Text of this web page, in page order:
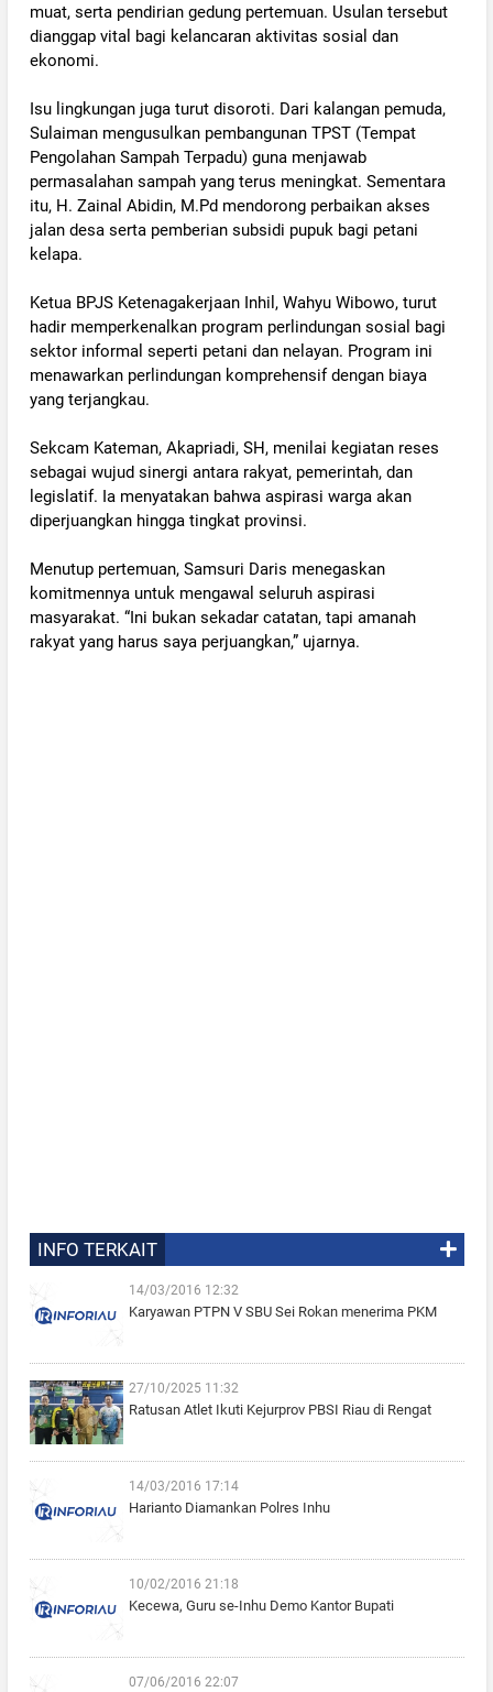
muat, serta pendirian gedung pertemuan. Usulan tersebut
dianggap vital bagi kelancaran aktivitas sosial dan
ekonomi.
‎Isu lingkungan juga turut disoroti. Dari kalangan pemuda,
Sulaiman mengusulkan pembangunan TPST (Tempat
Pengolahan Sampah Terpadu) guna menjawab
permasalahan sampah yang terus meningkat. Sementara
itu, H. Zainal Abidin, M.Pd mendorong perbaikan akses
jalan desa serta pemberian subsidi pupuk bagi petani
kelapa.
‎Ketua BPJS Ketenagakerjaan Inhil, Wahyu Wibowo, turut
hadir memperkenalkan program perlindungan sosial bagi
sektor informal seperti petani dan nelayan. Program ini
menawarkan perlindungan komprehensif dengan biaya
yang terjangkau.
‎Sekcam Kateman, Akapriadi, SH, menilai kegiatan reses
sebagai wujud sinergi antara rakyat, pemerintah, dan
legislatif. Ia menyatakan bahwa aspirasi warga akan
diperjuangkan hingga tingkat provinsi.
‎Menutup pertemuan, Samsuri Daris menegaskan
komitmennya untuk mengawal seluruh aspirasi
masyarakat. “Ini bukan sekadar catatan, tapi amanah
rakyat yang harus saya perjuangkan,” ujarnya.
INFO TERKAIT
14/03/2016 12:32
Karyawan PTPN V SBU Sei Rokan menerima PKM
27/10/2025 11:32
Ratusan Atlet Ikuti Kejurprov PBSI Riau di Rengat
14/03/2016 17:14
Harianto Diamankan Polres Inhu
10/02/2016 21:18
Kecewa, Guru se-Inhu Demo Kantor Bupati
07/06/2016 22:07